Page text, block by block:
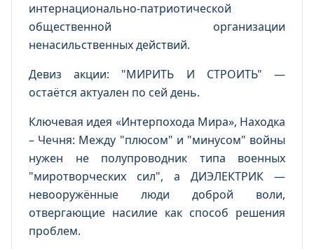
интернационально-патриотической
общественной организации
ненасильственных действий.
Девиз акции: "МИРИТЬ И СТРОИТЬ" —
остаётся актуален по сей день.
Ключевая идея «Интерпохода Мира», Находка
– Чечня: Между "плюсом" и "минусом" войны
нужен не полупроводник типа военных
"миротворческих сил", а ДИЭЛЕКТРИК —
невооружённые люди доброй воли,
отвергающие насилие как способ решения
проблем.